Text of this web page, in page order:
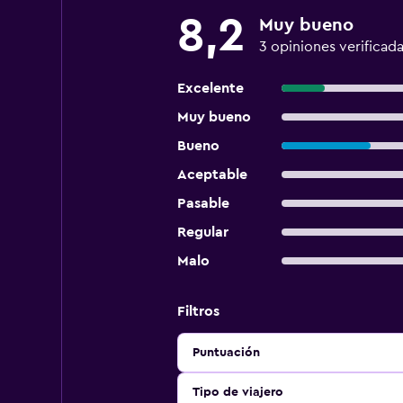
8,2 Muy bueno
3 opiniones
Excelente
Muy bueno
Bueno
Aceptable
Pasable
Regular
Malo
Filtros
Puntuación
Tipo de viajero